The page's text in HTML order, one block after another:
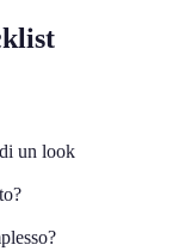
un look